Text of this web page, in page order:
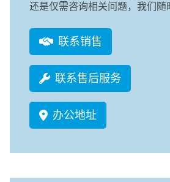
还是仅需咨询相关问题，我们随
联系销售
联系售后服务
办公地址